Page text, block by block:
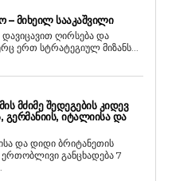
– ᲛᲘᲮᲔᲘᲚ ᲡᲐᲐᲙᲐᲨᲕᲘᲚᲘ
ღირსება და
ერთ სტრატეგიულ მიზანს...
ᲛᲫᲘᲛᲔ ᲨᲔᲓᲔᲒᲔᲑᲘᲡ ᲙᲘᲓᲔᲕ
ᲒᲔᲠᲛᲐᲜᲘᲘᲡ, ᲘᲢᲐᲚᲘᲘᲡᲐ ᲓᲐ
და დიდი ბრიტანეთის
ერთობლივი განცხადება 7